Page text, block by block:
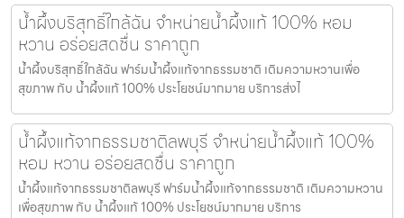
น้ำผึ้งบริสุทธิ์ใกล้ฉัน จำหน่ายน้ำผึ้งแท้ 100% หอม
หวาน อร่อยสดชื่น ราคาถูก
น้ำผึ้งบริสุทธิ์ใกล้ฉัน ฟาร์มน้ำผึ้งแท้จากธรรมชาติ เติมความหวานเพื่อ
สุขภาพ กับ น้ำผึ้งแท้ 100% ประโยชน์มากมาย บริการส่งไ
น้ำผึ้งแท้จากธรรมชาติลพบุรี จำหน่ายน้ำผึ้งแท้ 100%
หอม หวาน อร่อยสดชื่น ราคาถูก
น้ำผึ้งแท้จากธรรมชาติลพบุรี ฟาร์มน้ำผึ้งแท้จากธรรมชาติ เติมความหวาน
เพื่อสุขภาพ กับ น้ำผึ้งแท้ 100% ประโยชน์มากมาย บริการ